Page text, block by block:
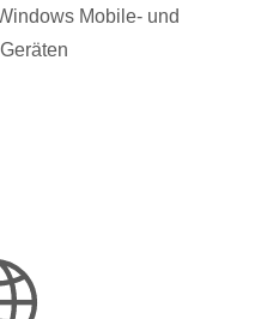
Mobile- und